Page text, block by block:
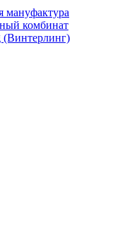
мануфактура
комбинат
(Винтерлинг)